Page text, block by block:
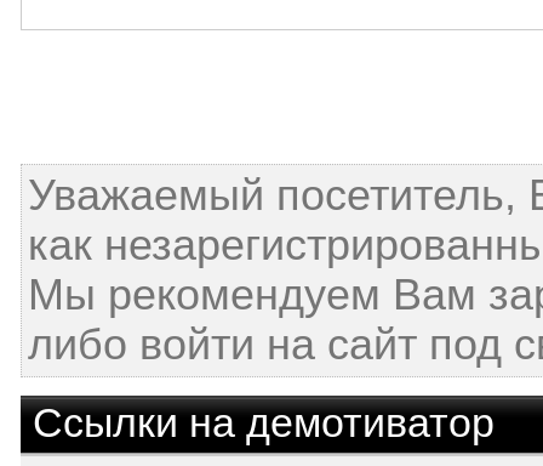
Уважаемый посетитель,
как
Мы рекомендуем Вам
либо войти на сайт под
Ссылки на демотиватор